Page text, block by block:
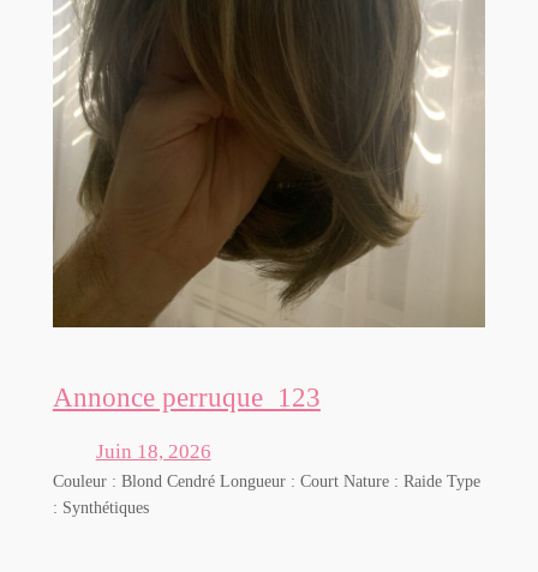
Annonce perruque_123
Juin 18, 2026
Couleur : Blond Cendré Longueur : Court Nature : Raide Type
: Synthétiques